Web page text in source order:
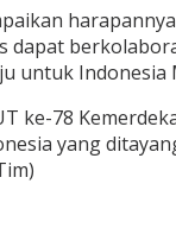
dapat
untuk
ke-78
yang